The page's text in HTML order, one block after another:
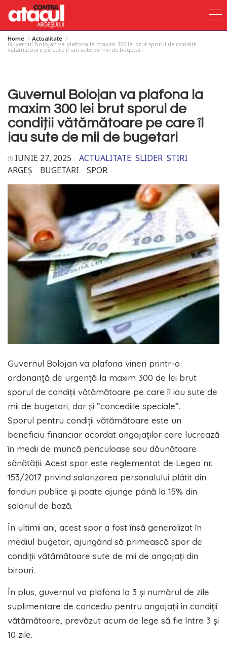
SkipHome Actualitate
Guvernul Bolojan va plafona la maxim 300 lei brut sporul de condiții
vătămătoare pe care îl iau sute de mii de bugetari
Guvernul Bolojan va plafona la
maxim 300 lei brut sporul de
condiții vătămătoare pe care îl
iau sute de mii de bugetari
IUNIE 27, 2025 ACTUALITATE SLIDER STIRI
ARGEȘ
BUGETARI SPOR
Guvernul Bolojan va plafona vineri printr-o
ordonanță de urgență la maxim 300 de lei brut
sporul de condiții vătămătoare pe care îl iau sute de
mii de bugetari, dar și ”concediile speciale”.
Sporul pentru condiții vătămătoare este un
beneficiu financiar acordat angajaților care lucrează
în medii de muncă periculoase sau dăunătoare
sănătății. Acest spor este reglementat de Legea nr.
153/2017 privind salarizarea personalului plătit din
fonduri publice și poate ajunge până la 15% din
salariul de bază.
În ultimii ani, acest spor a fost însă generalizat în
mediul bugetar, ajungând să primească spor de
condiții vătămătoare sute de mii de angajați din
birouri.
În plus, guvernul va plafona la 3 și numărul de zile
suplimentare de concediu pentru angajații în condiții
vătămătoare, prevăzut acum de lege să fie între 3 și
10 zile.